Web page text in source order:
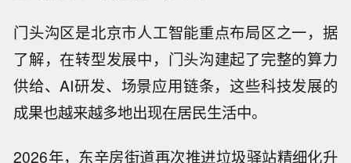
门头沟区是北京市人工智能重点布局区之一，据
了解，在转型发展中，门头沟建起了完整的算力
供给、AI研发、场景应用链条，这些科技发展的
成果也越来越多地出现在居民生活中。
2026年，东辛房街道再次推进垃圾驿站精细化升